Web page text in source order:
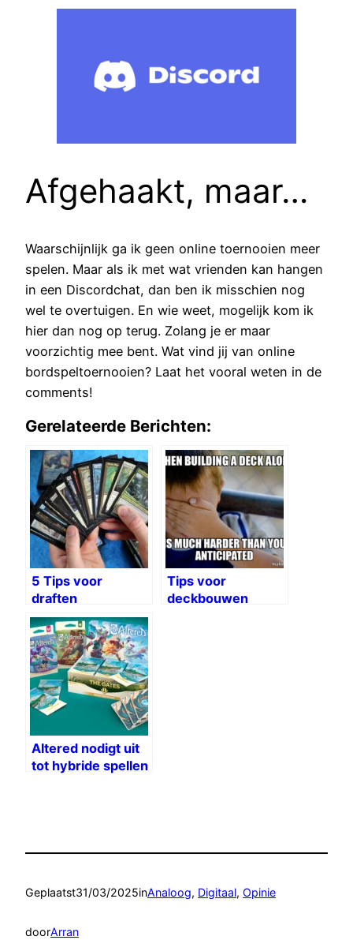
Afgehaakt, maar…
Waarschijnlijk ga ik geen online toernooien meer
spelen. Maar als ik met wat vrienden kan hangen
in een Discordchat, dan ben ik misschien nog
wel te overtuigen. En wie weet, mogelijk kom ik
hier dan nog op terug. Zolang je er maar
voorzichtig mee bent. Wat vind jij van online
bordspeltoernooien? Laat het vooral weten in de
comments!
Gerelateerde Berichten:
5 Tips voor
draften
Tips voor
deckbouwen
Altered nodigt uit
tot hybride spellen
Geplaatst31/03/2025inAnaloog, Digitaal, Opinie
doorArran